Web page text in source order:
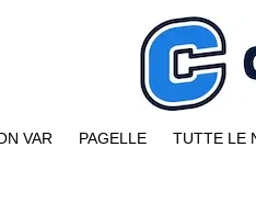
VAR PAGELLE TUTTE LE